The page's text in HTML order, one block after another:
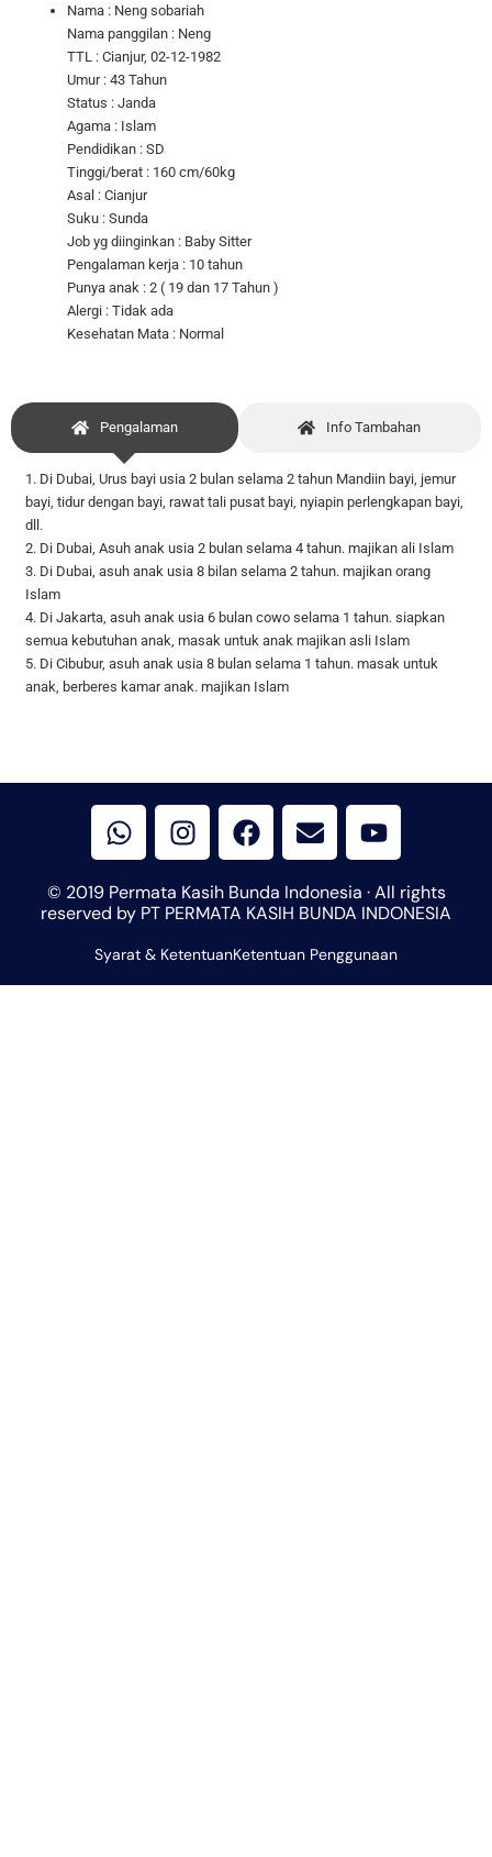
Nama : Neng sobariah
Nama panggilan : Neng
TTL : Cianjur, 02-12-1982
Umur : 43 Tahun
Status : Janda
Agama : Islam
Pendidikan : SD
Tinggi/berat : 160 cm/60kg
Asal : Cianjur
Suku : Sunda
Job yg diinginkan : Baby Sitter
Pengalaman kerja : 10 tahun
Punya anak : 2 ( 19 dan 17 Tahun )
Alergi : Tidak ada
Kesehatan Mata : Normal
Pengalaman Info Tambahan
1. Di Dubai, Urus bayi usia 2 bulan selama 2 tahun Mandiin bayi, jemur
bayi, tidur dengan bayi, rawat tali pusat bayi, nyiapin perlengkapan bayi,
dll.
2. Di Dubai, Asuh anak usia 2 bulan selama 4 tahun. majikan ali Islam
3. Di Dubai, asuh anak usia 8 bilan selama 2 tahun. majikan orang
Islam
4. Di Jakarta, asuh anak usia 6 bulan cowo selama 1 tahun. siapkan
semua kebutuhan anak, masak untuk anak majikan asli Islam
5. Di Cibubur, asuh anak usia 8 bulan selama 1 tahun. masak untuk
anak, berberes kamar anak. majikan Islam
h
a
t
s
a
p
p
n
s
t
a
r
a
a
c
b
o
k
n
v
e
l
p
e
o
u
t
u
e
© 2019 Permata Kasih Bunda Indonesia · All rights
reserved by PT PERMATA KASIH BUNDA INDONESIA
Syarat & KetentuanKetentuan Penggunaan